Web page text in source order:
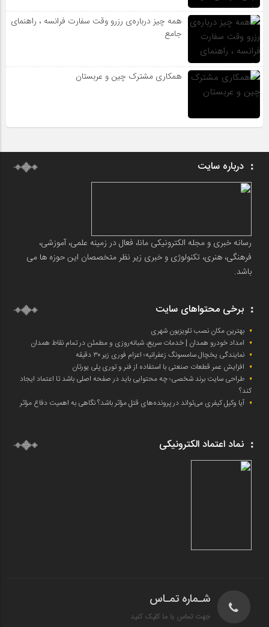
همه چیز درباره‌ی رزرو وقت سفارت فرانسه ، راهنمای
جامع
همکاری مشترک چین و عربستان
درباره سایت
رسانه خبری و مجله الکترونیکی مانا، فعال در زمینه علمی، آموزشی،
فرهنگی، هنری، تکنولوژی و خبری زیر نظر متخصصان این حوزه ها می
باشد.
برخی محتواهای سایت
بهترین مکان نصب تلویزیون شهری
امداد خودرو همدان | خدمات سریع، شبانه‌روزی و مطمئن در تمام نقاط همدان
نمایندگی یخچال سامسونگ زعفرانیه؛ اعزام فوری زیر ۳۰ دقیقه
افزایش عمر قطعات صنعتی با استفاده از فنر و توری پلی یورتان
طراحی سایت برند شخصی؛ چه محتوایی باید در صفحه اصلی باشد تا اعتماد ایجاد
کند؟
آیا وکیل کیفری می‌تواند در پرونده‌های قتل مؤثر باشد؟ نگاهی به اهمیت دفاع مؤثر
نماد اعتماد الکترونیکی
شـماره تمـاس
جهت تماس با ما کلیک کنید